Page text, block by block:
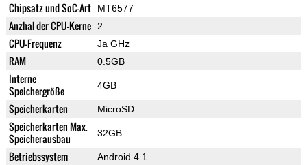
Chipsatz und SoC-Art MT6577
Anzhal der CPU-Kerne 2
CPU-Frequenz Ja GHz
RAM 0.5GB
Interne
Speichergröße
4GB
Speicherkarten MicroSD
Speicherkarten Max.
Speicherausbau
32GB
Betriebssystem Android 4.1